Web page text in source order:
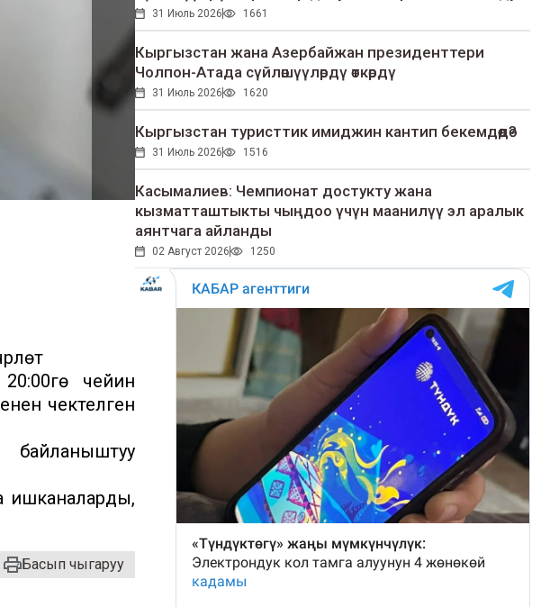
чейин
чектелген
байланыштуу
ишканаларды,
Басып чыгаруу
31 Июль 2026 1661
Кыргызстан жана Азербайжан президенттери
Чолпон-Атада сүйлөшүүлөрдү өткөрдү
31 Июль 2026 1620
Кыргызстан туристтик имиджин кантип бекемдөөдө?
31 Июль 2026 1516
Касымалиев: Чемпионат достукту жана
кызматташтыкты чыңдоо үчүн маанилүү эл аралык
аянтчага айланды
02 Август 2026 1250